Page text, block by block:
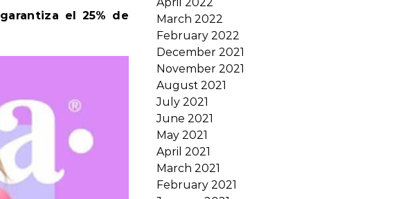
garantiza el 25% de
March 2022
February 2022
December 2021
November 2021
August 2021
July 2021
June 2021
May 2021
April 2021
March 2021
February 2021